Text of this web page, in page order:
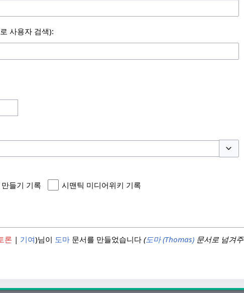
사용자 검색):
들기 기록 시맨틱 미디어위키 기록
론 기여 님이 도마문서를 만들었습니다 (도마 (Thomas)문서로 넘겨주